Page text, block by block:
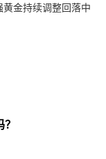
金持续调整回落中